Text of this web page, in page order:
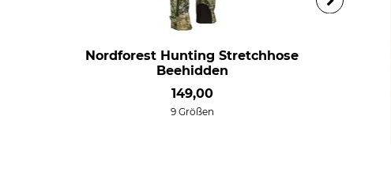
Nordforest Hunting Stretchhose
Beehidden
149,00
9 Größen